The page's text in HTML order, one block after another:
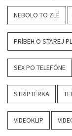
NEBOLO TO ZLÉ
PRÍBEH O STAREJ
SEX PO TELEFÓNE
STRIPTÉRKA
VIDEOKLIP